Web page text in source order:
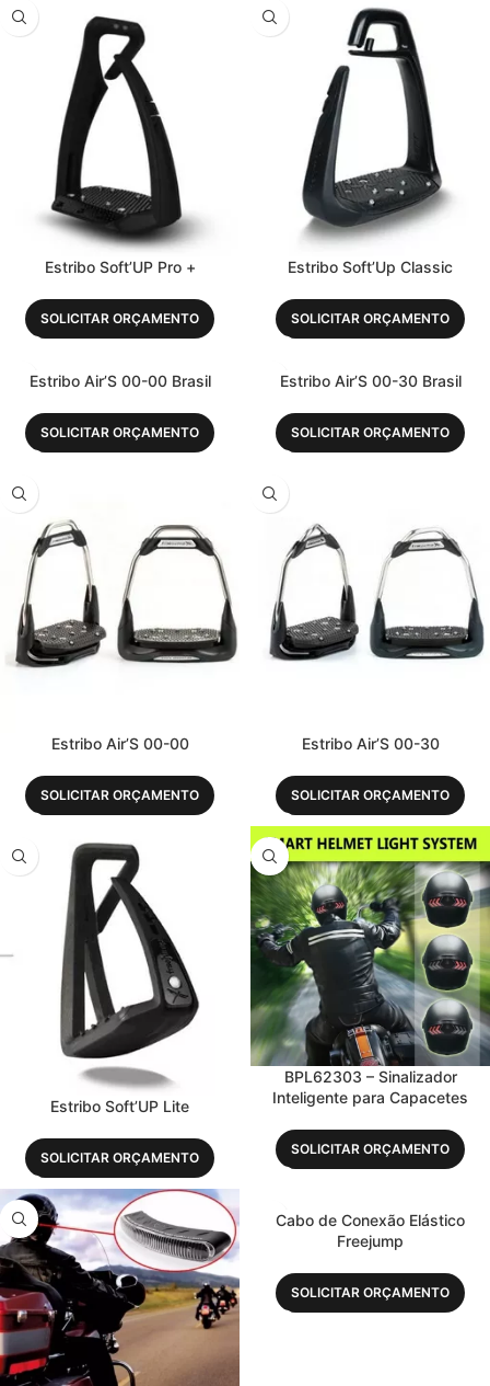
Estribo Soft’UP Pro +
SOLICITAR ORÇAMENTO
Estribo Soft’Up Classic
SOLICITAR ORÇAMENTO
Estribo Air’S 00-00 Brasil
SOLICITAR ORÇAMENTO
Estribo Air’S 00-30 Brasil
SOLICITAR ORÇAMENTO
Estribo Air’S 00-00
SOLICITAR ORÇAMENTO
Estribo Air’S 00-30
SOLICITAR ORÇAMENTO
Estribo Soft’UP Lite
SOLICITAR ORÇAMENTO
BPL62303 – Sinalizador
Inteligente para Capacetes
SOLICITAR ORÇAMENTO
Cabo de Conexão Elástico
Freejump
SOLICITAR ORÇAMENTO